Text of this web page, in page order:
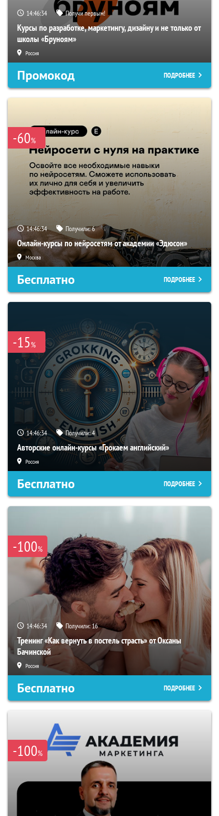
14:46:33 Получи первым!
Курсы по разработке, маркетингу, дизайну и не только от
школы «Бруноям»
Россия
Промокод ПОДРОБНЕЕ
-60%
14:46:33 Получили:6
Онлайн-курсы по нейросетям от академии «Эдюсон»
Москва
Бесплатно ПОДРОБНЕЕ
-15%
14:46:33 Получили:4
Авторские онлайн-курсы «Грокаем английский»
Россия
Бесплатно ПОДРОБНЕЕ
-100%
14:46:33 Получили:16
Тренинг «Как вернуть в постель страсть» от Оксаны
Бачинской
Россия
Бесплатно ПОДРОБНЕЕ
-100%